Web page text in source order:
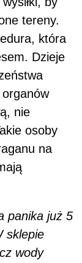
tereny.
która
Dzieje
nie
osoby
na
panika już 5
sklepie
wody